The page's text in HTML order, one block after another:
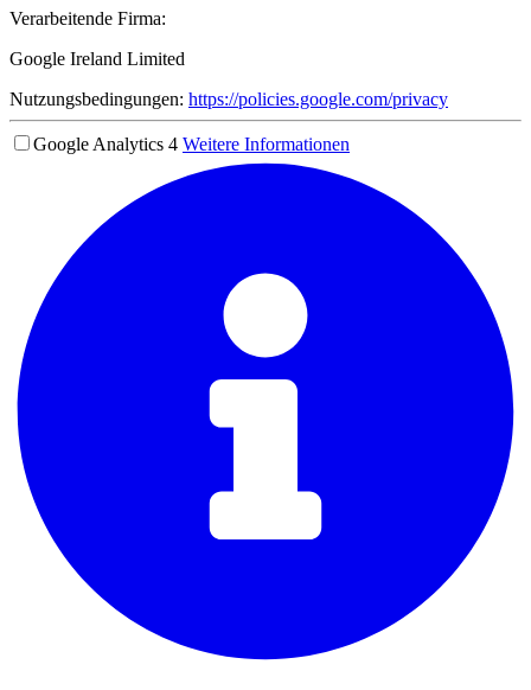
Verarbeitende Firma:
Google Ireland Limited
Nutzungsbedingungen: https://policies.google.com/privacy
Google Analytics 4 Weitere Informationen